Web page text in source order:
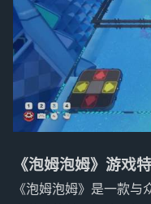
《泡姆泡姆》游戏
《泡姆泡姆》是一款